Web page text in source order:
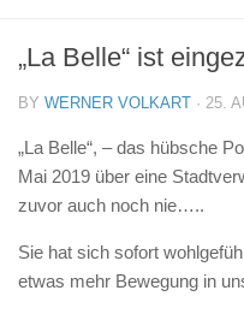
Das Gnadenhof-Team
Der Gnadenhof platzt
News
Neuigkeiten
Pressestimmen
„La Belle“ ist
BY WERNER VOLKART · 25.
„La Belle“, – das hübsche
Mai 2019 über eine
zuvor auch noch nie…..
Sie hat sich sofort
etwas mehr Bewegung in